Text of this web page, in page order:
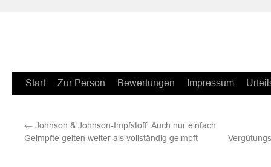
Zum
springen
Start Zur Person Bewertungen Impressum
← Johnson & Johnson-Impfstoff: Auch nur einfach
Geimpfte gelten weiter als vollständig geimpft